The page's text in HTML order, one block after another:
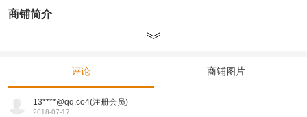
商铺简介
评论 商铺图片
13****@qq.co4(注册会员)
2018-07-17